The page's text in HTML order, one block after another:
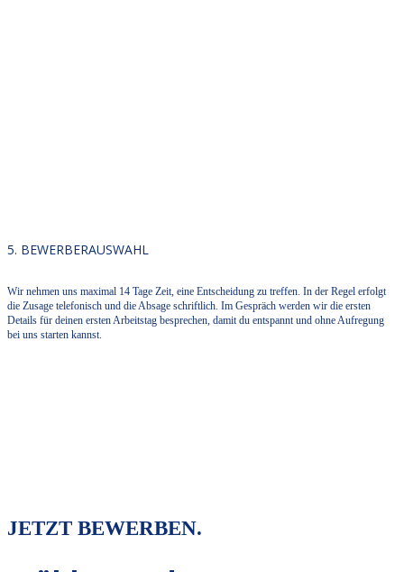
5. BEWERBERAUSWAHL
Wir nehmen uns maximal 14 Tage Zeit, eine Entscheidung zu treffen. In der Regel erfolgt
die Zusage telefonisch und die Absage schriftlich. Im Gespräch werden wir die ersten
Details für deinen ersten Arbeitstag besprechen, damit du entspannt und ohne Aufregung
bei uns starten kannst.
JETZT BEWERBEN.